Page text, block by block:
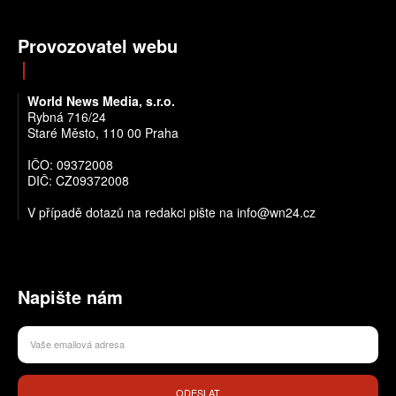
Provozovatel webu
World News Media, s.r.o.
Rybná 716/24
Staré Město, 110 00 Praha
IČO: 09372008
DIČ: CZ09372008
V případě dotazů na redakci pište na info@wn24.cz
Napište nám
ODESLAT